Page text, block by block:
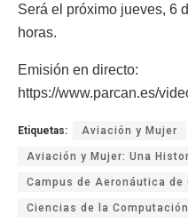
Será el próximo jueves, 6
horas.
Emisión en directo:
https://www.parcan.es/
Etiquetas: Aviación y Mujer
Aviación y Mujer: Una
Campus de Aeronáutica de
Ciencias de la Computación